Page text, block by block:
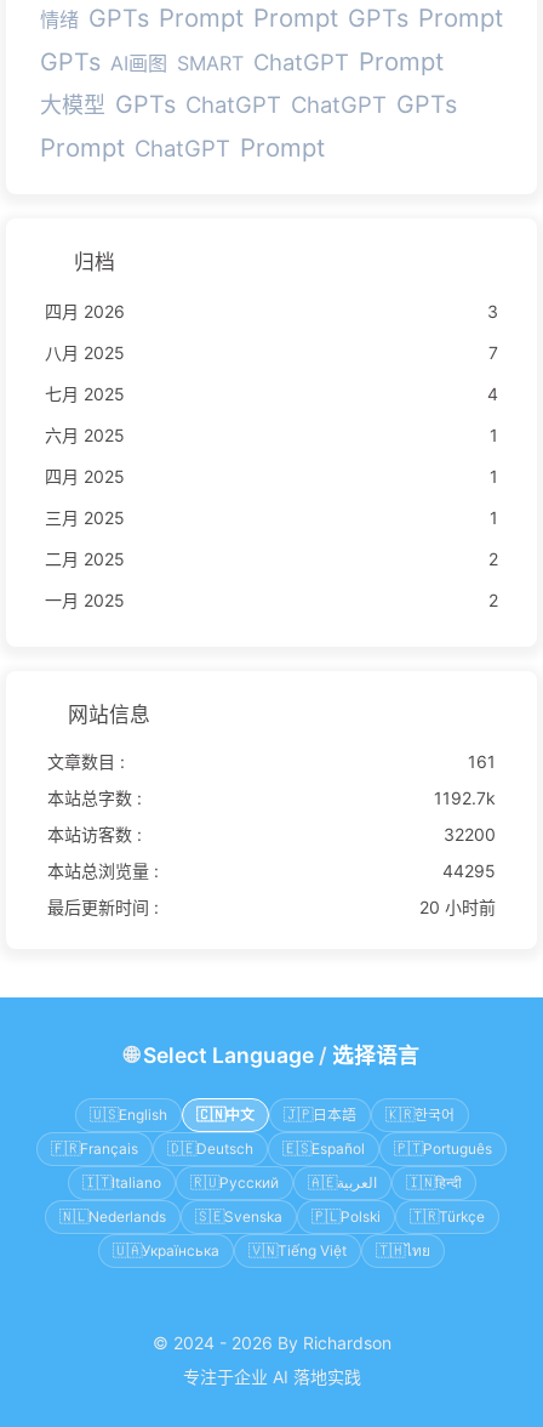
情绪 GPTs Prompt Prompt GPTs Prompt
GPTs AI画图 SMART ChatGPT Prompt
大模型 GPTs ChatGPT ChatGPT GPTs
Prompt ChatGPT Prompt
归档
四月 2026
3
八月 2025
7
七月 2025
4
六月 2025
1
四月 2025
1
三月 2025
1
二月 2025
2
一月 2025
2
网站信息
文章数目 :
161
本站总字数 :
1192.7k
本站访客数 :
32200
本站总浏览量 :
44295
最后更新时间 :
20 小时前
🌐Select Language/ 选择语言
🇺🇸English 🇨🇳 中文 🇯🇵日本語 🇰🇷한국어
🇫🇷Français 🇩🇪Deutsch 🇪🇸Español 🇵🇹Português
🇮🇹Italiano 🇷🇺Русский 🇦🇪العربية 🇮🇳हिन्दी
🇳🇱Nederlands 🇸🇪Svenska 🇵🇱Polski 🇹🇷Türkçe
🇺🇦Українська 🇻🇳Tiếng Việt 🇹🇭ไทย
© 2024 - 2026 By Richardson
专注于企业 AI 落地实践